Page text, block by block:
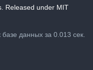
Released under MIT
данных за 0.013 сек.